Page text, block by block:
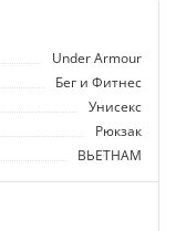
Under Armour
Бег и Фитнес
Унисекс
Рюкзак
ВЬЕТНАМ